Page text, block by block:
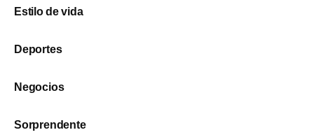
Estilo de vida
Deportes
Negocios
Sorprendente